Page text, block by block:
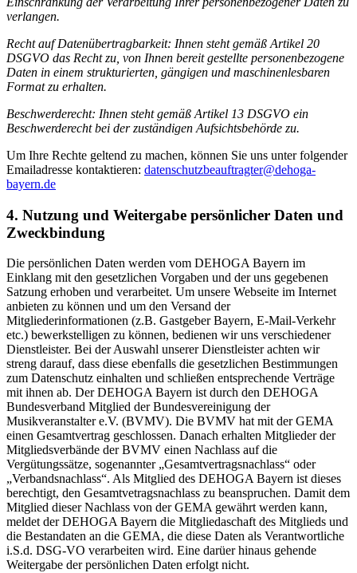
verlangen.
Recht auf Datenübertragbarkeit: Ihnen steht gemäß Artikel 20
DSGVO das Recht zu, von Ihnen bereit gestellte personenbezogene
Daten in einem strukturierten, gängigen und maschinenlesbaren
Format zu erhalten.
Beschwerderecht: Ihnen steht gemäß Artikel 13 DSGVO ein
Beschwerderecht bei der zuständigen Aufsichtsbehörde zu.
Um Ihre Rechte geltend zu machen, können Sie uns unter folgender
Emailadresse kontaktieren: datenschutzbeauftragter@dehoga-
bayern.de
4. Nutzung und Weitergabe persönlicher Daten und
Zweckbindung
Die persönlichen Daten werden vom DEHOGA Bayern im
Einklang mit den gesetzlichen Vorgaben und der uns gegebenen
Satzung erhoben und verarbeitet. Um unsere Webseite im Internet
anbieten zu können und um den Versand der
Mitgliederinformationen (z.B. Gastgeber Bayern, E-Mail-Verkehr
etc.) bewerkstelligen zu können, bedienen wir uns verschiedener
Dienstleister. Bei der Auswahl unserer Dienstleister achten wir
streng darauf, dass diese ebenfalls die gesetzlichen Bestimmungen
zum Datenschutz einhalten und schließen entsprechende Verträge
mit ihnen ab. Der DEHOGA Bayern ist durch den DEHOGA
Bundesverband Mitglied der Bundesvereinigung der
Musikveranstalter e.V. (BVMV). Die BVMV hat mit der GEMA
einen Gesamtvertrag geschlossen. Danach erhalten Mitglieder der
Mitgliedsverbände der BVMV einen Nachlass auf die
Vergütungssätze, sogenannter „Gesamtvertragsnachlass“ oder
„Verbandsnachlass“. Als Mitglied des DEHOGA Bayern ist dieses
berechtigt, den Gesamtvetragsnachlass zu beanspruchen. Damit dem
Mitglied dieser Nachlass von der GEMA gewährt werden kann,
meldet der DEHOGA Bayern die Mitgliedaschaft des Mitglieds und
die Bestandaten an die GEMA, die diese Daten als Verantwortliche
i.S.d. DSG-VO verarbeiten wird. Eine darüer hinaus gehende
Weitergabe der persönlichen Daten erfolgt nicht.